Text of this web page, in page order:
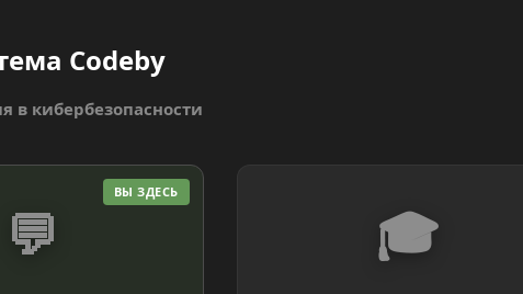
Codeby
в кибербезопасности
ВЫ ЗДЕСЬ
💬 🎓